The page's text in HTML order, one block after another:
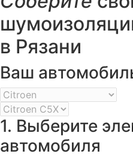
в Рязани
Ваш
1. Выберите
автомобиля